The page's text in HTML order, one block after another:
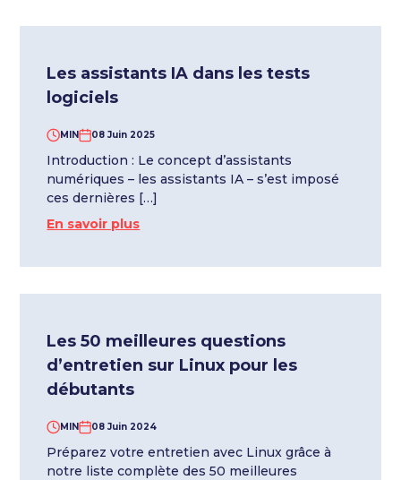
Les assistants IA dans les tests
logiciels
MIN 08 Juin 2025
Introduction : Le concept d’assistants
numériques – les assistants IA – s’est imposé
ces dernières […]
En savoir plus
Les 50 meilleures questions
d’entretien sur Linux pour les
débutants
MIN 08 Juin 2024
Préparez votre entretien avec Linux grâce à
notre liste complète des 50 meilleures